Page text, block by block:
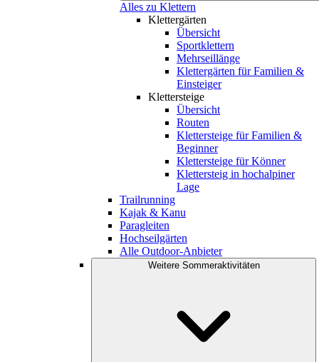
Alles zu Klettern
Klettergärten
Übersicht
Sportklettern
Mehrseillänge
Klettergärten für Familien &
Einsteiger
Klettersteige
Übersicht
Routen
Klettersteige für Familien &
Beginner
Klettersteige für Könner
Klettersteig in hochalpiner
Lage
Trailrunning
Kajak & Kanu
Paragleiten
Hochseilgärten
Alle Outdoor-Anbieter
Weitere Sommeraktivitäten